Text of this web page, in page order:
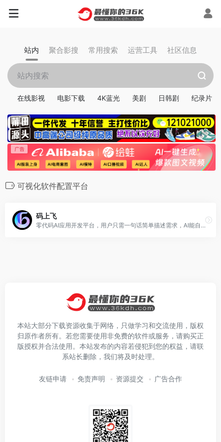
站内 聚合影搜 常用搜索 运营工具 社区信息
在线影视 电影下载 4K蓝光 美剧 日韩剧 纪录片
可视化软件配置平台
码上飞
零代码AI应用开发平台，用户只需一句话简单描述需求，AI能自动生成小程序、APP或H5网页应用，无需编写代码
本站大部分下载资源收集于网络，只做学习和交流使用，版权
归原作者所有。若您需要使用非免费的软件或服务，请购买正
版授权并合法使用。本站发布的内容若侵犯到您的权益，请联
系站长删除，我们将及时处理。
友链申请 免责声明 资源提交 广告合作